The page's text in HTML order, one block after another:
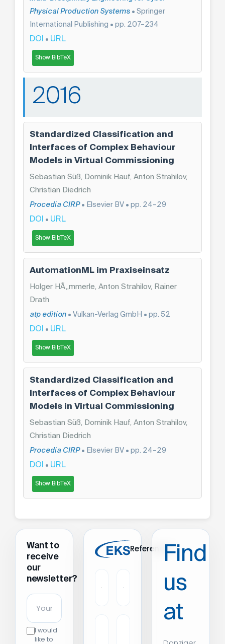
Physical Production Systems • Springer
International Publishing • pp. 207–234
DOI • URL
Show BibTeX
2016
Standardized Classification and
Interfaces of Complex Behaviour
Models in Virtual Commissioning
Sebastian Süß, Dominik Hauf, Anton Strahilov,
Christian Diedrich
Procedia CIRP• Elsevier BV • pp. 24–29
DOI • URL
Show BibTeX
AutomationML im Praxiseinsatz
Holger HÃ„mmerle, Anton Strahilov, Rainer
Drath
atp edition • Vulkan-Verlag GmbH • pp. 52
DOI • URL
Show BibTeX
Standardized Classification and
Interfaces of Complex Behaviour
Models in Virtual Commissioning
Sebastian Süß, Dominik Hauf, Anton Strahilov,
Christian Diedrich
Procedia CIRP• Elsevier BV • pp. 24–29
DOI • URL
Show BibTeX
Want to
receive
our
newsletter?
I would
like to
ReferencesFind
us
at